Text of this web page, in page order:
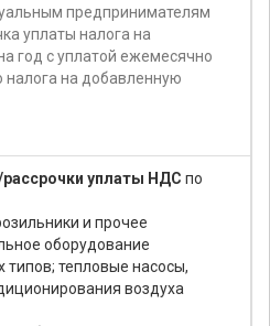
предпринимателям
уплаты налога на
год с уплатой ежемесячно
на добавленную
уплаты НДС по
и прочее
оборудование
типов; тепловые насосы,
воздуха